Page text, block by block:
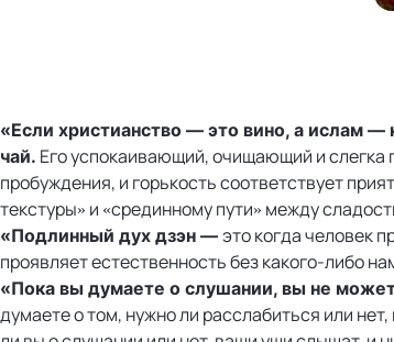
«Если христианство — это вино, а ислам
чай. Его успокаивающий, очищающий и слегка
пробуждения, и горькость соответствует
текстуры» и «срединному пути» между
«Подлинный дух дзэн — это когда человек
проявляет естественность без какого-либо
«Пока вы думаете о слушании, вы не
думаете о том, нужно ли расслабиться или